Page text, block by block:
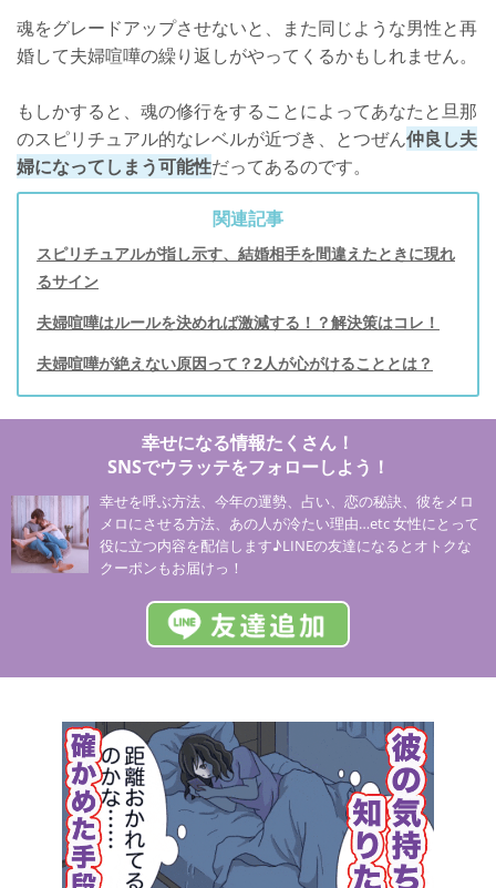
魂をグレードアップさせないと、また同じような男性と再
婚して夫婦喧嘩の繰り返しがやってくるかもしれません。
もしかすると、魂の修行をすることによってあなたと旦那
のスピリチュアル的なレベルが近づき、とつぜん仲良し夫
婦になってしまう可能性だってあるのです。
関連記事
スピリチュアルが指し示す、結婚相手を間違えたときに現れ
るサイン
夫婦喧嘩はルールを決めれば激減する！？解決策はコレ！
夫婦喧嘩が絶えない原因って？2人が心がけることとは？
幸せになる情報たくさん！
SNSでウラッテをフォローしよう！
幸せを呼ぶ方法、今年の運勢、占い、恋の秘訣、彼をメロ
メロにさせる方法、あの人が冷たい理由…etc 女性にとって
役に立つ内容を配信します♪LINEの友達になるとオトクな
クーポンもお届けっ！